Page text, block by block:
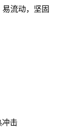
流动，坚固
冲击